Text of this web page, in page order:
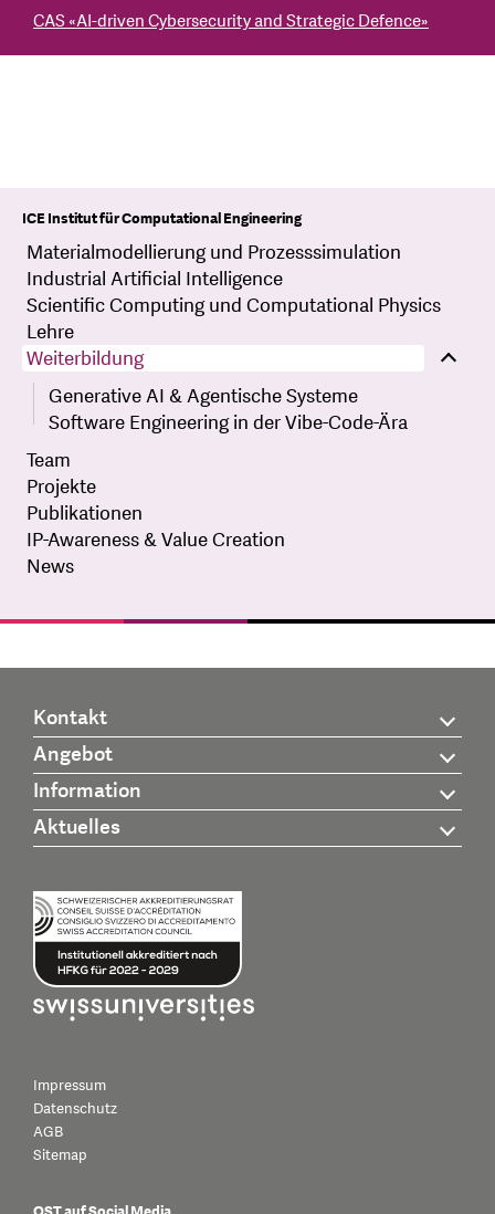
CAS «AI-driven Cybersecurity and Strategic Defence»
ICE Institut für Computational Engineering
Materialmodellierung und Prozesssimulation
Industrial Artificial Intelligence
Scientific Computing und Computational Physics
Lehre
Weiterbildung
Generative AI & Agentische Systeme
Software Engineering in der Vibe-Code-Ära
Team
Projekte
Publikationen
IP-Awareness & Value Creation
News
Kontakt
Angebot
Information
Aktuelles
Impressum
Datenschutz
AGB
Sitemap